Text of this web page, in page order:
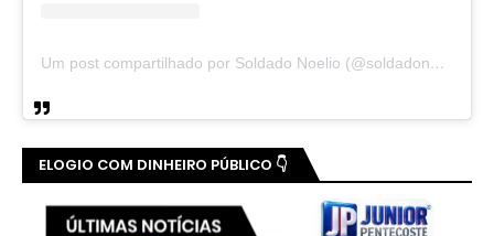
Um post compartilhado por Soldado Noelio (@soldadonoelio)
ELOGIO COM DINHEIRO PÚBLICO 👇